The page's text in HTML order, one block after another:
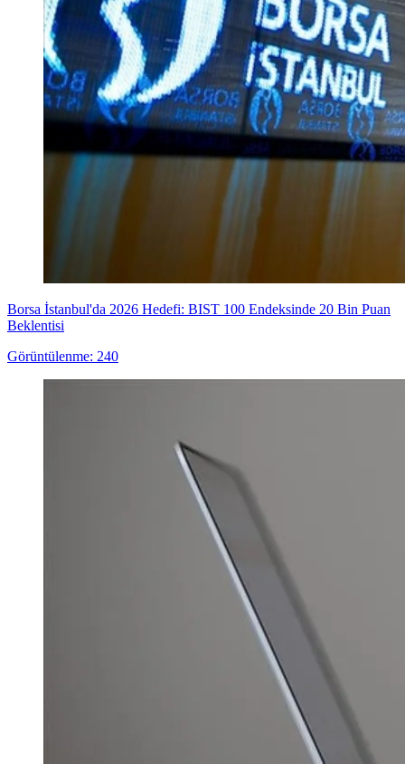
Borsa İstanbul'da 2026 Hedefi: BIST 100 Endeksinde 20 Bin Puan
Beklentisi
Görüntülenme: 240